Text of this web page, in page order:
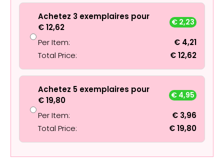
Achetez 3 exemplaires pour
€12,62
€ 2,23
Per Item: € 4,21
Total Price:
€12,62
Achetez 5 exemplaires pour
€19,80
€ 4,95
Per Item: € 3,96
Total Price:
€19,80